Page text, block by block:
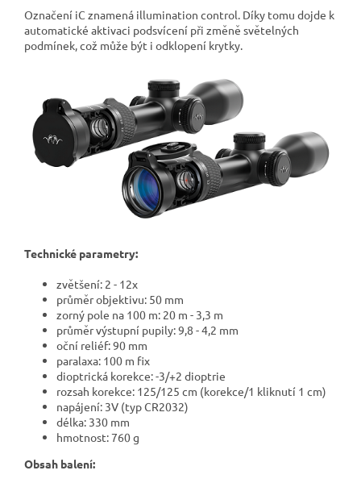
Označení iC znamená illumination control. Díky tomu dojde k
automatické aktivaci podsvícení při změně světelných
podmínek, což může být i odklopení krytky.
Technické parametry:
zvětšení: 2 - 12x
průměr objektivu: 50 mm
zorný pole na 100 m: 20 m - 3,3 m
průměr výstupní pupily: 9,8 - 4,2 mm
oční reliéf: 90 mm
paralaxa: 100 m fix
dioptrická korekce: -3/+2 dioptrie
rozsah korekce: 125/125 cm (korekce/1 kliknutí 1 cm)
napájení: 3V (typ CR2032)
délka: 330 mm
hmotnost: 760 g
Obsah balení: